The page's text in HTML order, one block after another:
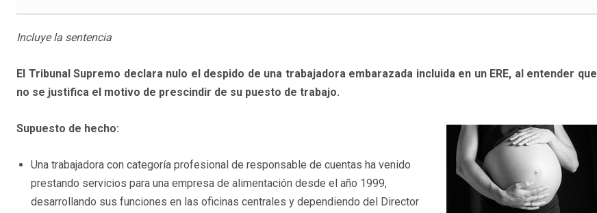
Incluye la sentencia
El Tribunal Supremo declara nulo el despido de una trabajadora embarazada incluida en un ERE, al entender que
no se justifica el motivo de prescindir de su puesto de trabajo.
Supuesto de hecho:
Una trabajadora con categoría profesional de responsable de cuentas ha venido
prestando servicios para una empresa de alimentación desde el año 1999,
desarrollando sus funciones en las oficinas centrales y dependiendo del Director